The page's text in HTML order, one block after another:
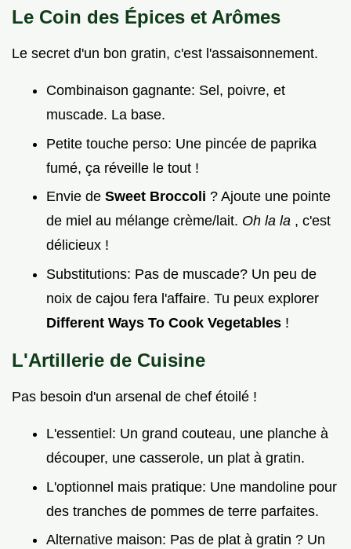
Le Coin des Épices et Arômes
Le secret d'un bon gratin, c'est l'assaisonnement.
Combinaison gagnante: Sel, poivre, et
muscade. La base.
Petite touche perso: Une pincée de paprika
fumé, ça réveille le tout !
Envie de Sweet Broccoli ? Ajoute une pointe
de miel au mélange crème/lait. Oh la la , c'est
délicieux !
Substitutions: Pas de muscade? Un peu de
noix de cajou fera l'affaire. Tu peux explorer
Different Ways To Cook Vegetables !
L'Artillerie de Cuisine
Pas besoin d'un arsenal de chef étoilé !
L'essentiel: Un grand couteau, une planche à
découper, une casserole, un plat à gratin.
L'optionnel mais pratique: Une mandoline pour
des tranches de pommes de terre parfaites.
Alternative maison: Pas de plat à gratin ? Un